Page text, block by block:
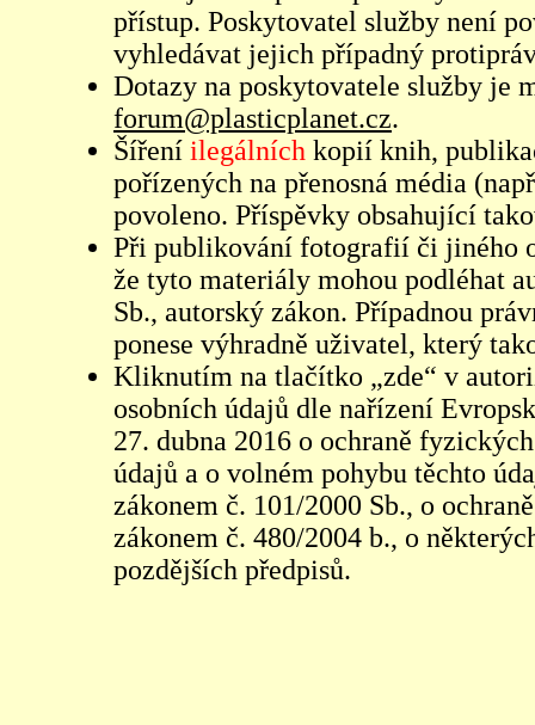
přístup. Poskytovatel služby není
vyhledávat jejich případný
Dotazy na poskytovatele služby je
forum@plasticplanet.cz.
Šíření ilegálních kopií knih,
pořízených na přenosná média
povoleno. Příspěvky obsahující
Při publikování fotografií či jiného
že tyto materiály mohou podléhat
Sb., autorský zákon. Případnou
ponese výhradně uživatel, který
Kliknutím na tlačítko „zde“ v
osobních údajů dle nařízení
27. dubna 2016 o ochraně
údajů a o volném pohybu těchto
zákonem č. 101/2000 Sb., o
zákonem č. 480/2004 b., o
pozdějších předpisů.